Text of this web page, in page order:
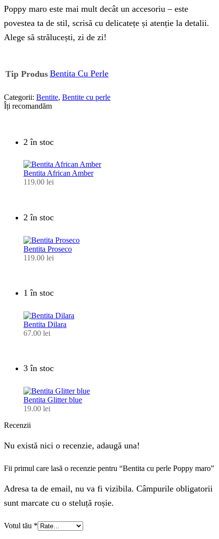
Poppy maro este mai mult decât un accesoriu – este
povestea ta de stil, scrisă cu delicatețe și atenție la detalii.
Alege să strălucești, zi de zi!
Tip Produs Bentita Cu Perle
Categorii: Bentite, Bentite cu perle
Îți recomandăm
2 în stoc
Bentita African Amber
119.00 lei
2 în stoc
Bentita Proseco
119.00 lei
1 în stoc
Bentita Dilara
67.00 lei
3 în stoc
Bentita Glitter blue
19.00 lei
Recenzii
Nu există nici o recenzie, adaugă una!
Fii primul care lasă o recenzie pentru “Bentita cu perle Poppy maro”
Adresa ta de email, nu va fi vizibila. Câmpurile obligatorii
sunt marcate cu o steluță roșie.
Votul tău *